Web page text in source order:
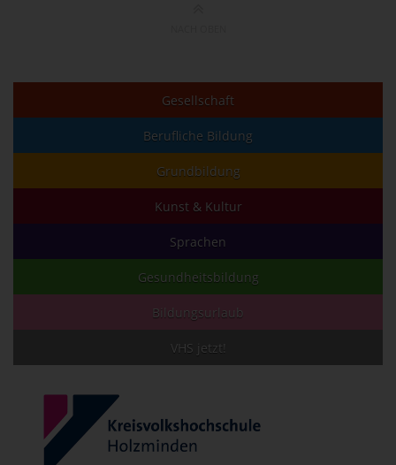
Gesellschaft
Berufliche Bildung
Grundbildung
Kunst & Kultur
Sprachen
Gesundheitsbildung
Bildungsurlaub
VHS jetzt!